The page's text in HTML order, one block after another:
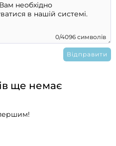
0/4096 символів
ще немає